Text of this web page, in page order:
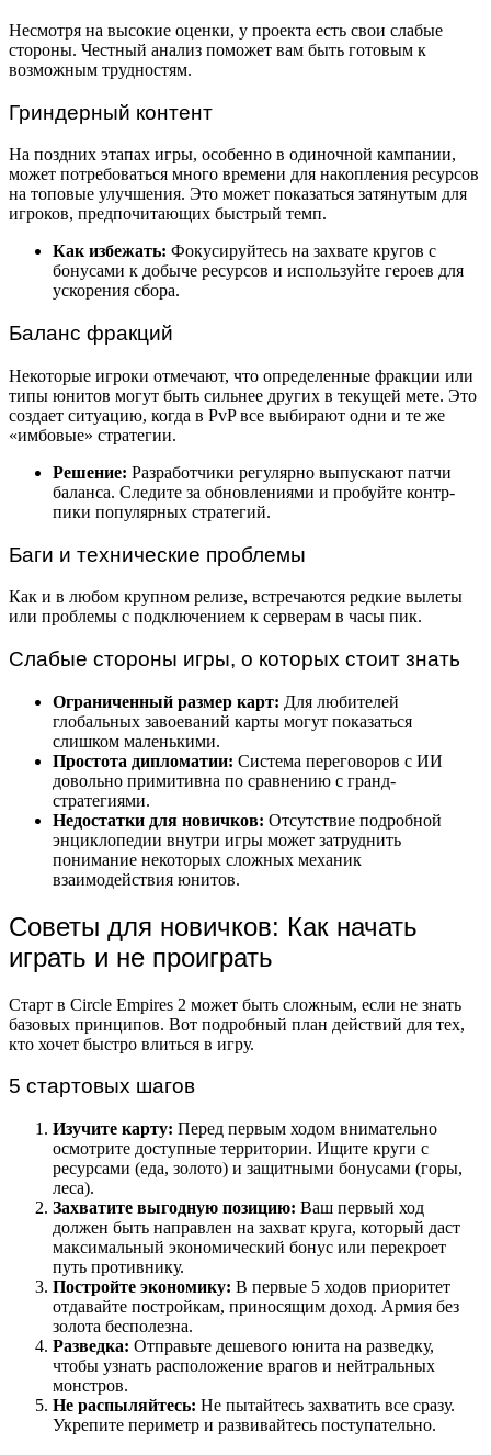
Несмотря на высокие оценки, у проекта есть свои слабые
стороны. Честный анализ поможет вам быть готовым к
возможным трудностям.
Гриндерный контент
На поздних этапах игры, особенно в одиночной кампании,
может потребоваться много времени для накопления ресурсов
на топовые улучшения. Это может показаться затянутым для
игроков, предпочитающих быстрый темп.
Как избежать: Фокусируйтесь на захвате кругов с
бонусами к добыче ресурсов и используйте героев для
ускорения сбора.
Баланс фракций
Некоторые игроки отмечают, что определенные фракции или
типы юнитов могут быть сильнее других в текущей мете. Это
создает ситуацию, когда в PvP все выбирают одни и те же
«имбовые» стратегии.
Решение: Разработчики регулярно выпускают патчи
баланса. Следите за обновлениями и пробуйте контр-
пики популярных стратегий.
Баги и технические проблемы
Как и в любом крупном релизе, встречаются редкие вылеты
или проблемы с подключением к серверам в часы пик.
Слабые стороны игры, о которых стоит знать
Ограниченный размер карт: Для любителей
глобальных завоеваний карты могут показаться
слишком маленькими.
Простота дипломатии: Система переговоров с ИИ
довольно примитивна по сравнению с гранд-
стратегиями.
Недостатки для новичков: Отсутствие подробной
энциклопедии внутри игры может затруднить
понимание некоторых сложных механик
взаимодействия юнитов.
Советы для новичков: Как начать
играть и не проиграть
Старт в Circle Empires 2 может быть сложным, если не знать
базовых принципов. Вот подробный план действий для тех,
кто хочет быстро влиться в игру.
5 стартовых шагов
Изучите карту: Перед первым ходом внимательно
осмотрите доступные территории. Ищите круги с
ресурсами (еда, золото) и защитными бонусами (горы,
леса).
Захватите выгодную позицию: Ваш первый ход
должен быть направлен на захват круга, который даст
максимальный экономический бонус или перекроет
путь противнику.
Постройте экономику: В первые 5 ходов приоритет
отдавайте постройкам, приносящим доход. Армия без
золота бесполезна.
Разведка: Отправьте дешевого юнита на разведку,
чтобы узнать расположение врагов и нейтральных
монстров.
Не распыляйтесь: Не пытайтесь захватить все сразу.
Укрепите периметр и развивайтесь поступательно.